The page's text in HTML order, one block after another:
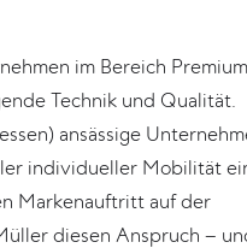
im Bereich
Technik und Qualität.
ansässige
individueller Mobilität
Markenauftritt auf der
diesen Anspruch –